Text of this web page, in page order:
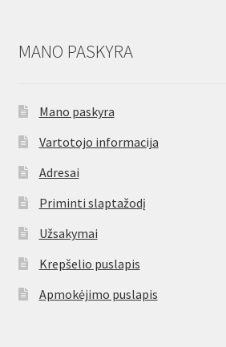
MANO PASKYRA
Mano paskyra
Vartotojo informacija
Adresai
Priminti slaptažodį
Užsakymai
Krepšelio puslapis
Apmokėjimo puslapis